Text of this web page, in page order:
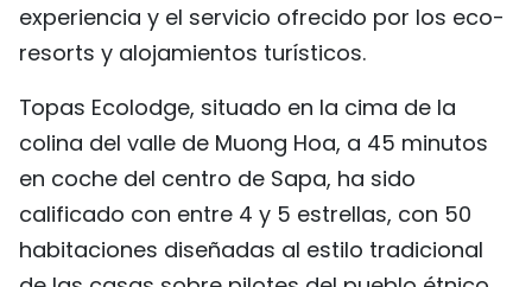
РУССКИЙ
experiencia y el servicio ofrecido por los eco-
resorts y alojamientos turísticos.
Topas Ecolodge, situado en la cima de la
colina del valle de Muong Hoa, a 45 minutos
en coche del centro de Sapa, ha sido
calificado con entre 4 y 5 estrellas, con 50
habitaciones diseñadas al estilo tradicional